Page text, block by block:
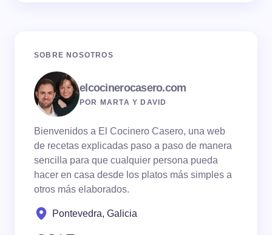
SOBRE NOSOTROS
elcocinerocasero.com
POR MARTA Y DAVID
Bienvenidos a El Cocinero Casero, una web
de recetas explicadas paso a paso de manera
sencilla para que cualquier persona pueda
hacer en casa desde los platos más simples a
otros más elaborados.
Pontevedra, Galicia